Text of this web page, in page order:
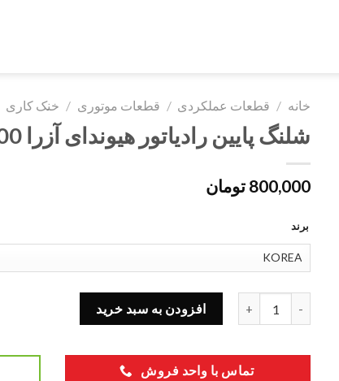
خانه / قطعات عملکردی / قطعات موتوری / خنک کاری
شلنگ پایین رادیاتور هیوندای آزرا 254153L200
800,000 تومان
برند
شلنگ پایین رادیاتور هیوندای آزرا 254153L200 عددافزودن به سبد خرید
تماس با واحد فروش